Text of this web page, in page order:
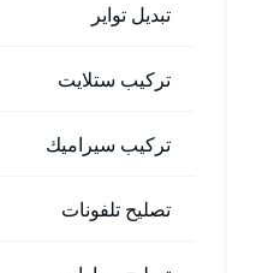
تبديل تواير
تركيب ستلايت
تركيب سيراميك
تصليح تلفونات